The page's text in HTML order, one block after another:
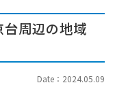
台周辺の地域
Date：2024.05.09